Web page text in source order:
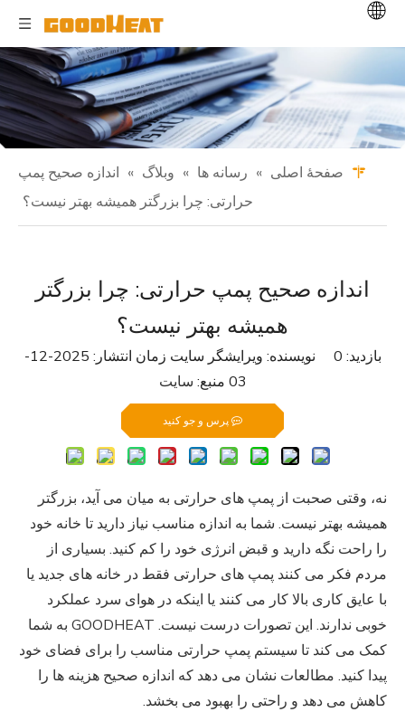
صفحهٔ اصلی » رسانه ها » وبلاگ » اندازه صحیح پمپ
حرارتی: چرا بزرگتر همیشه بهتر نیست؟
اندازه صحیح پمپ حرارتی: چرا بزرگتر
همیشه بهتر نیست؟
بازدید: 0
نویسنده: ویرایشگر سایت زمان انتشار: 2025-12-
03 منبع:
سایت
پرس و جو کنید
نه، وقتی صحبت از پمپ های حرارتی به میان می آید، بزرگتر
همیشه بهتر نیست. شما به اندازه مناسب نیاز دارید تا خانه خود
را راحت نگه دارید و قبض انرژی خود را کم کنید. بسیاری از
مردم فکر می کنند پمپ های حرارتی فقط در خانه های جدید یا
با عایق کاری بالا کار می کنند یا اینکه در هوای سرد عملکرد
خوبی ندارند. این تصورات درست نیست. GOODHEAT به شما
کمک می کند تا سیستم پمپ حرارتی مناسب را برای فضای خود
پیدا کنید. مطالعات نشان می دهد که اندازه صحیح هزینه ها را
کاهش می دهد و راحتی را بهبود می بخشد.